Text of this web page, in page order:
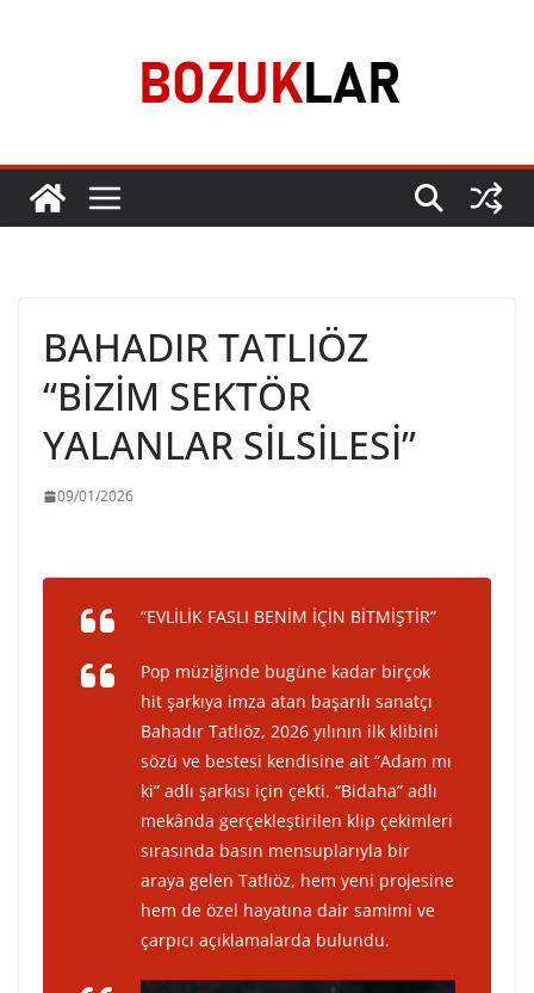
BAHADIR TATLIÖZ
“BİZİM SEKTÖR
YALANLAR SİLSİLESİ”
09/01/2026
“EVLİLİK FASLI BENİM İÇİN BİTMİŞTİR”
Pop müziğinde bugüne kadar birçok
hit şarkıya imza atan başarılı sanatçı
Bahadır Tatlıöz, 2026 yılının ilk klibini
sözü ve bestesi kendisine ait “Adam mı
ki” adlı şarkısı için çekti. “Bidaha” adlı
mekânda gerçekleştirilen klip çekimleri
sırasında basın mensuplarıyla bir
araya gelen Tatlıöz, hem yeni projesine
hem de özel hayatına dair samimi ve
çarpıcı açıklamalarda bulundu.